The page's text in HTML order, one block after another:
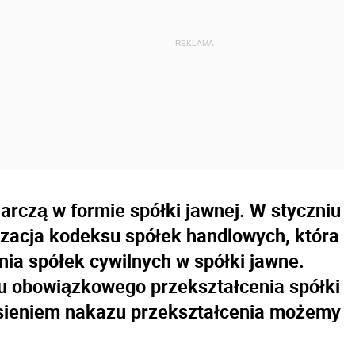
w formie spółki jawnej. W styczniu
kodeksu spółek handlowych, która
spółek cywilnych w spółki jawne.
obowiązkowego przekształcenia spółki
nakazu przekształcenia możemy